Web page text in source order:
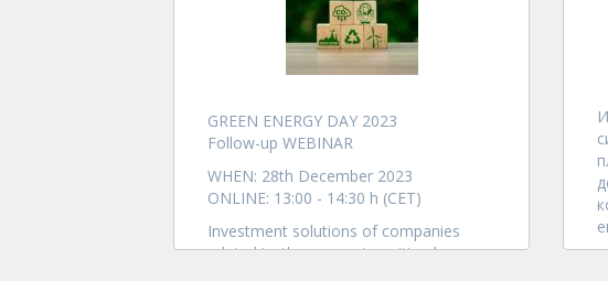
GREEN ENERGY DAY 2023
Follow-up WEBINAR
WHEN: 28th December 2023
ONLINE: 13:00 - 14:30 h (CET)
Investment solutions of companies
related to the energy transition have